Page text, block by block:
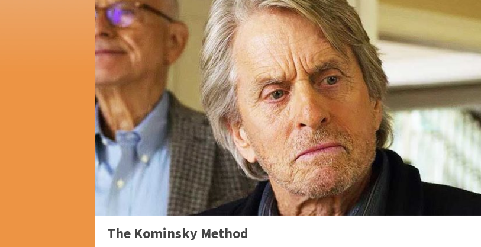
The Kominsky Method